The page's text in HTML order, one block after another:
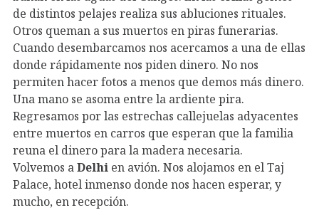
de distintos pelajes realiza sus abluciones rituales.
Otros queman a sus muertos en piras funerarias.
Cuando desembarcamos nos acercamos a una de ellas
donde rápidamente nos piden dinero. No nos
permiten hacer fotos a menos que demos más dinero.
Una mano se asoma entre la ardiente pira.
Regresamos por las estrechas callejuelas adyacentes
entre muertos en carros que esperan que la familia
reuna el dinero para la madera necesaria.
Volvemos aDelhi en avión. Nos alojamos en el Taj
Palace, hotel inmenso donde nos hacen esperar, y
mucho, en recepción.